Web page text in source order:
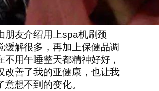
朋友介绍用上spa机刷颈
缓解很多，再加上保健品调
不用午睡整天都精神好好，
改善了我的亚健康，也让我
意想不到的变化。